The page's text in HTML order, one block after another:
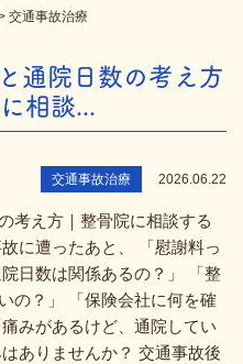
交通事故治療
通院日数の考え方
相談...
交通事故治療 2026.06.22
考え方｜整骨院に相談する
に遭ったあと、 「慰謝料っ
日数は関係あるの？」 「整
の？」 「保険会社に何を確
みがあるけど、通院してい
ありませんか？ 交通事故後